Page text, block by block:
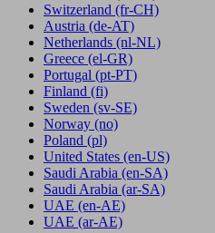
Switzerland (fr-CH)
Austria (de-AT)
Netherlands (nl-NL)
Greece (el-GR)
Portugal (pt-PT)
Finland (fi)
Sweden (sv-SE)
Norway (no)
Poland (pl)
United States (en-US)
Saudi Arabia (en-SA)
Saudi Arabia (ar-SA)
UAE (en-AE)
UAE (ar-AE)